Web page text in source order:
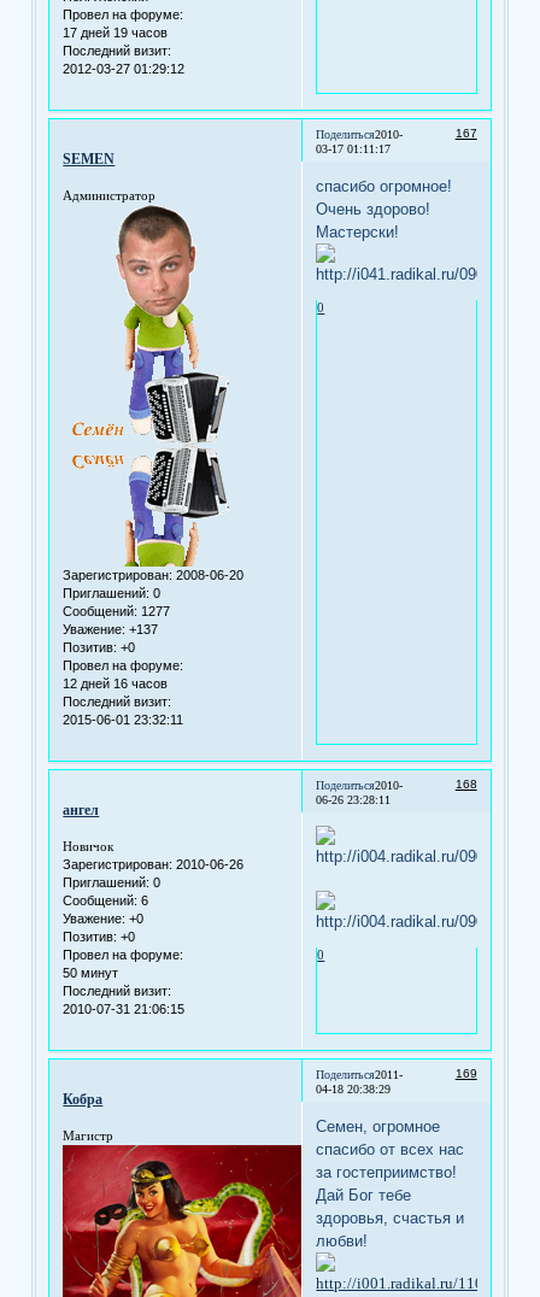
Провел на форуме:
17 дней 19 часов
Последний визит:
2012-03-27 01:29:12
Поделиться 167
2010-
03-17 01:11:17
SEMEN
Администратор
Зарегистрирован: 2008-06-20
Приглашений: 0
Сообщений: 1277
Уважение: +137
Позитив: +0
Провел на форуме:
12 дней 16 часов
Последний визит:
2015-06-01 23:32:11
спасибо огромное!
Очень здорово!
Мастерски!
0
Поделиться 168
2010-
06-26 23:28:11
ангел
Новичок
Зарегистрирован: 2010-06-26
Приглашений: 0
Сообщений: 6
Уважение: +0
Позитив: +0
Провел на форуме:
50 минут
Последний визит:
2010-07-31 21:06:15
0
Поделиться 169
2011-
04-18 20:38:29
Кобра
Магистр
Семен, огромное
спасибо от всех нас
за гостеприимство!
Дай Бог тебе
здоровья, счастья и
любви!